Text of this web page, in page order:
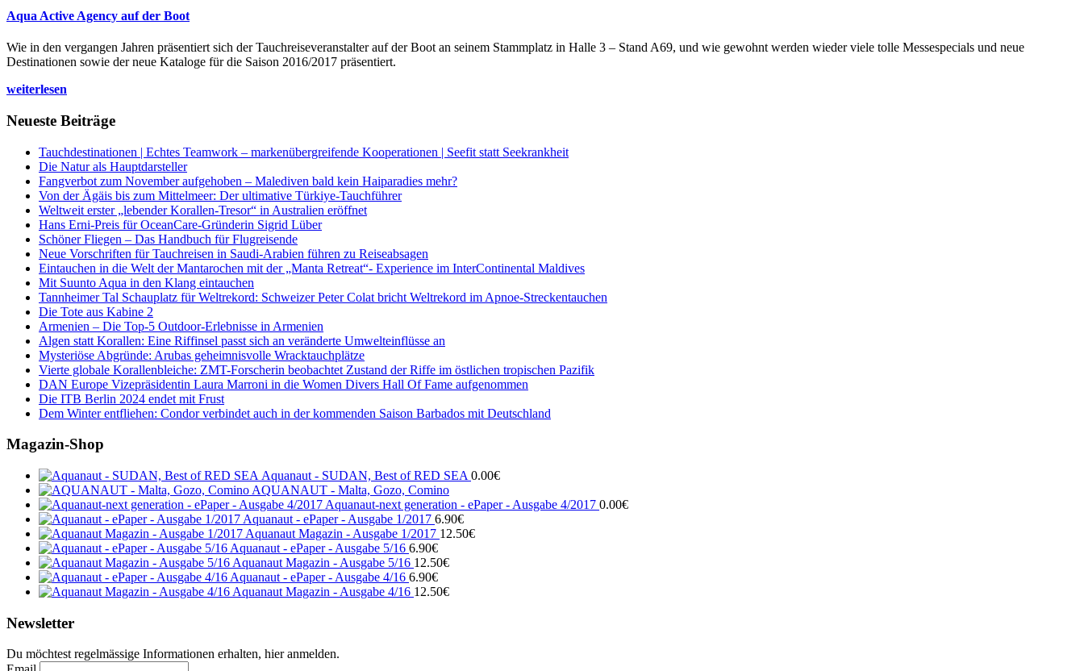
Aqua Active Agency auf der Boot
Wie in den vergangen Jahren präsentiert sich der Tauchreiseveranstalter auf der Boot an seinem Stammplatz in Halle 3 – Stand A69, und wie gewohnt werden wieder viele tolle Messespecials und neue
Destinationen sowie der neue Kataloge für die Saison 2016/2017 präsentiert.
weiterlesen
Neueste Beiträge
Tauchdestinationen | Echtes Teamwork – markenübergreifende Kooperationen | Seefit statt Seekrankheit
Die Natur als Hauptdarsteller
Fangverbot zum November aufgehoben – Malediven bald kein Haiparadies mehr?
Von der Ägäis bis zum Mittelmeer: Der ultimative Türkiye-Tauchführer
Weltweit erster „lebender Korallen-Tresor“ in Australien eröffnet
Hans Erni-Preis für OceanCare-Gründerin Sigrid Lüber
Schöner Fliegen – Das Handbuch für Flugreisende
Neue Vorschriften für Tauchreisen in Saudi-Arabien führen zu Reiseabsagen
Eintauchen in die Welt der Mantarochen mit der „Manta Retreat“- Experience im InterContinental Maldives
Mit Suunto Aqua in den Klang eintauchen
Tannheimer Tal Schauplatz für Weltrekord: Schweizer Peter Colat bricht Weltrekord im Apnoe-Streckentauchen
Die Tote aus Kabine 2
Armenien – Die Top-5 Outdoor-Erlebnisse in Armenien
Algen statt Korallen: Eine Riffinsel passt sich an veränderte Umwelteinflüsse an
Mysteriöse Abgründe: Arubas geheimnisvolle Wracktauchplätze
Vierte globale Korallenbleiche: ZMT-Forscherin beobachtet Zustand der Riffe im östlichen tropischen Pazifik
DAN Europe Vizepräsidentin Laura Marroni in die Women Divers Hall Of Fame aufgenommen
Die ITB Berlin 2024 endet mit Frust
Dem Winter entfliehen: Condor verbindet auch in der kommenden Saison Barbados mit Deutschland
Magazin-Shop
Aquanaut - SUDAN, Best of RED SEA 0.00€
AQUANAUT - Malta, Gozo, Comino
Aquanaut-next generation - ePaper - Ausgabe 4/2017 0.00€
Aquanaut - ePaper - Ausgabe 1/2017 6.90€
Aquanaut Magazin - Ausgabe 1/2017 12.50€
Aquanaut - ePaper - Ausgabe 5/16 6.90€
Aquanaut Magazin - Ausgabe 5/16 12.50€
Aquanaut - ePaper - Ausgabe 4/16 6.90€
Aquanaut Magazin - Ausgabe 4/16 12.50€
Newsletter
Du möchtest regelmässige Informationen erhalten, hier anmelden.